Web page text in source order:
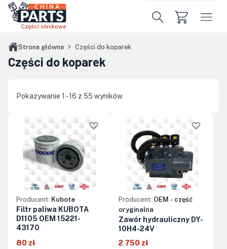
Przejdź do treści głównej
Części silnikowe
Strona główna Części do koparek
Części do koparek
Pokazywanie 1 - 16 z 55 wyników
Producent: Kubota
Filtr paliwa KUBOTA
D1105 OEM 15221-
43170
80 zł
Producent: OEM - część
oryginalna
Zawór hydrauliczny DY-
10H4-24V
2 750 zł